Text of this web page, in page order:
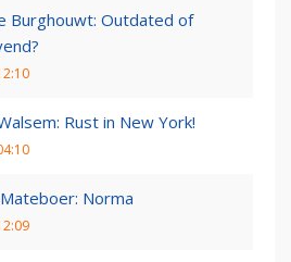
Burghouwt: Outdated of
Rust in New York!
Norma